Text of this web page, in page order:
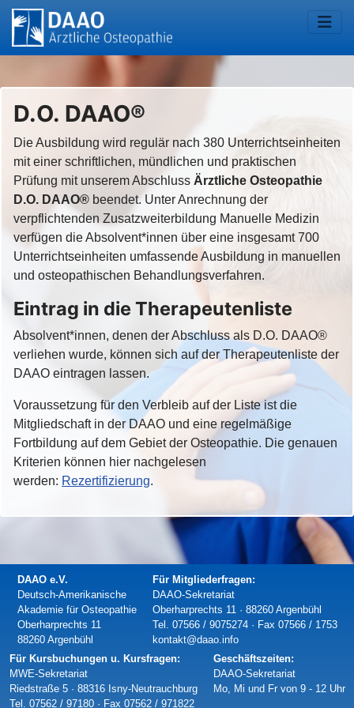
D.O. DAAO®
Die Ausbildung wird regulär nach 380 Unterrichtseinheiten
mit einer schriftlichen, mündlichen und praktischen
Prüfung mit unserem Abschluss Ärztliche Osteopathie
D.O. DAAO® beendet. Unter Anrechnung der
verpflichtenden Zusatzweiterbildung Manuelle Medizin
verfügen die Absolvent*innen über eine insgesamt 700
Unterrichtseinheiten umfassende Ausbildung in manuellen
und osteopathischen Behandlungsverfahren.
Eintrag in die Therapeutenliste
Absolvent*innen, denen der Abschluss als D.O. DAAO®
verliehen wurde, können sich auf der Therapeutenliste der
DAAO eintragen lassen.
Voraussetzung für den Verbleib auf der Liste ist die
Mitgliedschaft in der DAAO und eine regelmäßige
Fortbildung auf dem Gebiet der Osteopathie. Die genauen
Kriterien können hier nachgelesen
werden: Rezertifizierung.
DAAO e.V.
Deutsch-Amerikanische
Akademie für Osteopathie
Oberharprechts 11
88260 Argenbühl
Für Mitgliederfragen:
DAAO-Sekretariat
Oberharprechts 11 · 88260 Argenbühl
Tel. 07566 / 9075274 · Fax 07566 / 1753
kontakt@daao.info
Für Kursbuchungen u. Kursfragen:
MWE-Sekretariat
Riedstraße 5 · 88316 Isny-Neutrauchburg
Tel. 07562 / 97180 · Fax 07562 / 971822
Geschäftszeiten:
DAAO-Sekretariat
Mo, Mi und Fr von 9 - 12 Uhr